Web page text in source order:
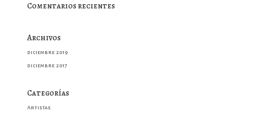
Comentarios recientes
Archivos
diciembre 2019
diciembre 2017
Categorías
Artistas